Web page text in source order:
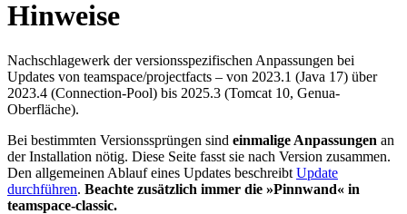
Hinweise
Nachschlagewerk der versionsspezifischen Anpassungen bei
Updates von teamspace/projectfacts – von 2023.1 (Java 17) über
2023.4 (Connection-Pool) bis 2025.3 (Tomcat 10, Genua-
Oberfläche).
Bei bestimmten Versionssprüngen sind einmalige Anpassungen an
der Installation nötig. Diese Seite fasst sie nach Version zusammen.
Den allgemeinen Ablauf eines Updates beschreibt Update
durchführen. Beachte zusätzlich immer die »Pinnwand« in
teamspace-classic.